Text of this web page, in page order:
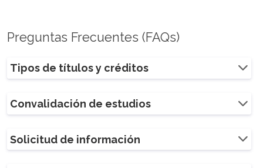
Preguntas Frecuentes (FAQs)
Tipos de títulos y créditos
Convalidación de estudios
Solicitud de información